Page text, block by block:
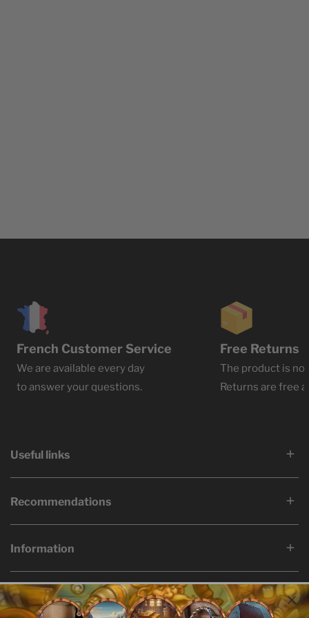
French Customer Service
We are available every day
to answer your questions.
Free Returns
The product is
Returns are free
Useful links
Recommendations
Information
Language
English
Country/region
Bermuda (USD $)